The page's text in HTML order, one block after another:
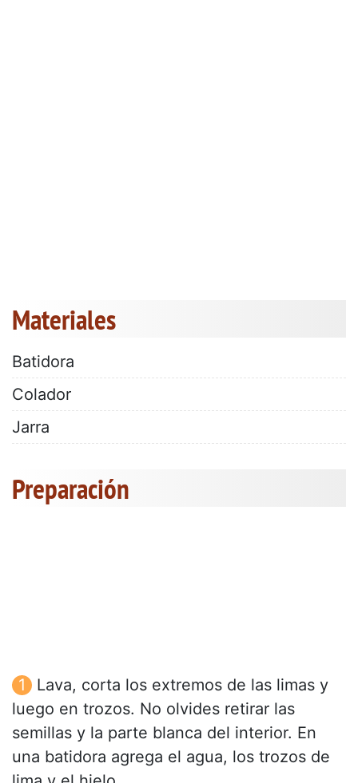
Materiales
Batidora
Colador
Jarra
Preparación
Lava, corta los extremos de las limas y
luego en trozos. No olvides retirar las
semillas y la parte blanca del interior. En
una batidora agrega el agua, los trozos de